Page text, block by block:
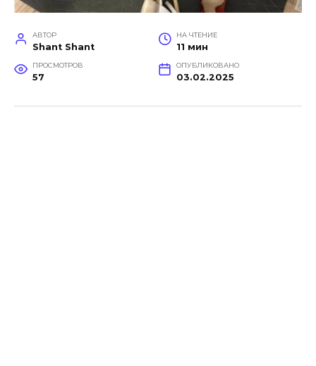
АВТОР
Shant Shant
НА ЧТЕНИЕ
11 мин
ПРОСМОТРОВ
57
ОПУБЛИКОВАНО
03.02.2025